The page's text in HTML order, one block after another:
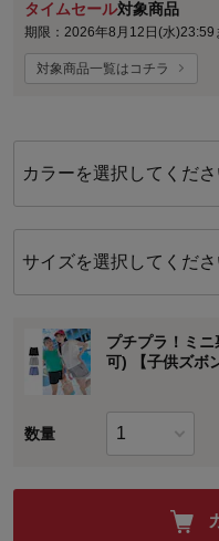
タイムセール対象商品
期限：2026年8月12日(水)23:59
対象商品一覧はコチラ
カラーを選択してくだ
サイズを選択してくださ
プチプラ！ミ
可) 【子供ズボ
数量